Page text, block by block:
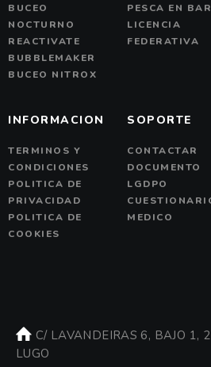
BUCEO
NOCTURNO
REACTIVATE
BUBBLEMAKER
BUCEO NITROX
PESCA EN
LICENCIA
FEDERATIVA
INFORMACION
TERMINOS Y
CONDICIONES
POLITICA DE
PRIVACIDAD
POLITICA DE
COOKIES
SOPORTE
CONTACTAR
DOCUMENTO
LGDPO
MEDICO
C/ LAVANDEIRAS 6, BAJO 1,
LUGO